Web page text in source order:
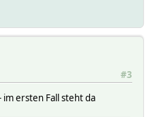
#3
im ersten Fall steht da